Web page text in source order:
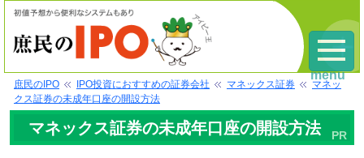
庶民のIPO IPO投資におすすめの証券会社 マネックス証券
マネッ
クス証券の未成年口座の開設方法
マネックス証券の未成年口座の開設方法
menu